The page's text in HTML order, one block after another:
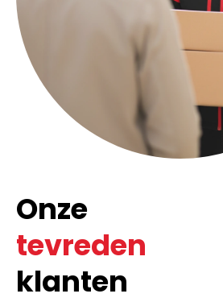
Onze
tevreden
klanten